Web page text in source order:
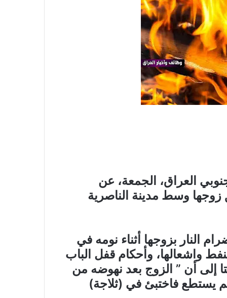
العراق، الجمعة، عن
زوجها وسط مدينة الناصرية
النار بزوجها أثناء نومه في
واشعالها، وأحكام قفل الباب
إلى أن ” الزوج بعد نهوضه من
يستطع فاختبئ في (ثلاجة)